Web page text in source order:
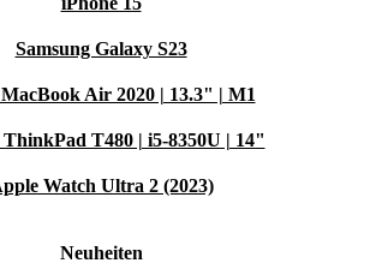
Samsung Galaxy S23
Air 2020 | 13.3" | M1
T480 | i5-8350U | 14"
Watch Ultra 2 (2023)
Neuheiten